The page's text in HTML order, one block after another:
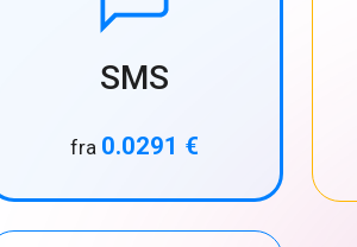
SMS
fra 0.0291 €